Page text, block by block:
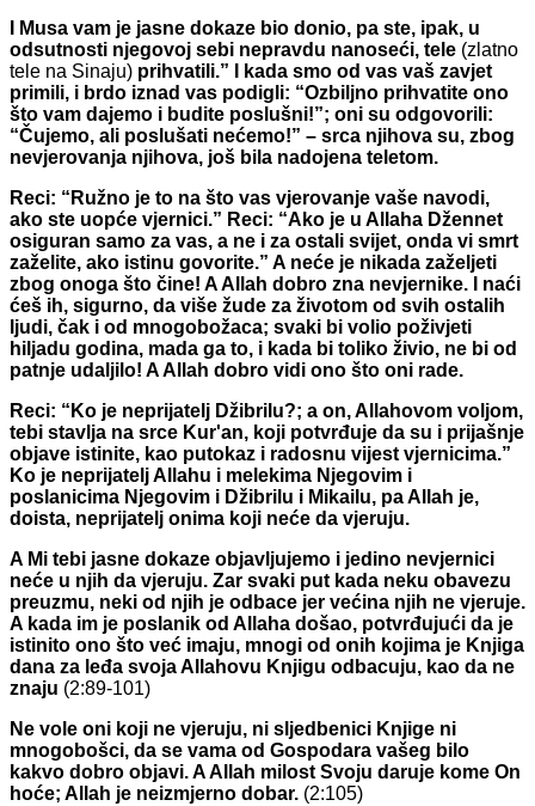
I Musa vam je jasne dokaze bio donio, pa ste, ipak, u
odsutnosti njegovoj sebi nepravdu nanoseći, tele (zlatno
tele na Sinaju) prihvatili.”
I kada smo od vas vaš zavjet
primili, i brdo iznad vas podigli: “Ozbiljno prihvatite ono
što vam dajemo i budite poslušni!”; oni su odgovorili:
“Čujemo, ali poslušati nećemo!” – srca njihova su, zbog
nevjerovanja njihova, još bila nadojena teletom.
Reci: “Ružno je to na što vas vjerovanje vaše navodi,
ako ste uopće vjernici.” Reci: “Ako je u Allaha Džennet
osiguran samo za vas, a ne i za ostali svijet, onda vi smrt
zaželite, ako istinu govorite.” A neće je nikada zaželjeti
zbog onoga što čine! A Allah dobro zna nevjernike.
I naći
ćeš ih, sigurno, da više žude za životom od svih ostalih
ljudi, čak i od mnogobožaca; svaki bi volio poživjeti
hiljadu godina, mada ga to, i kada bi toliko živio, ne bi od
patnje udaljilo! A Allah dobro vidi ono što oni rade.
Reci: “Ko je neprijatelj Džibrilu?; a on, Allahovom voljom,
tebi stavlja na srce Kur'an, koji potvrđuje da su i prijašnje
objave istinite, kao putokaz i radosnu vijest vjernicima.”
Ko je neprijatelj Allahu i melekima Njegovim i
poslanicima Njegovim i Džibrilu i Mikailu, pa Allah je,
doista, neprijatelj onima koji neće da vjeruju.
A Mi tebi jasne dokaze objavljujemo i jedino nevjernici
neće u njih da vjeruju. Zar svaki put kada neku obavezu
preuzmu, neki od njih je odbace jer većina njih ne vjeruje.
A kada im je poslanik od Allaha došao, potvrđujući da je
istinito ono što već imaju, mnogi od onih kojima je Knjiga
dana za leđa svoja Allahovu Knjigu odbacuju, kao da ne
znaju (2:89-101)
Ne vole oni koji ne vjeruju, ni sljedbenici Knjige ni
mnogobošci, da se vama od Gospodara vašeg bilo
kakvo dobro objavi. A Allah milost Svoju daruje kome On
hoće; Allah je neizmjerno dobar. (2:105)